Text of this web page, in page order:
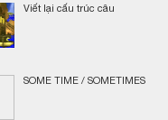
Viết lại cấu trúc câu
SOME TIME / SOMETIMES